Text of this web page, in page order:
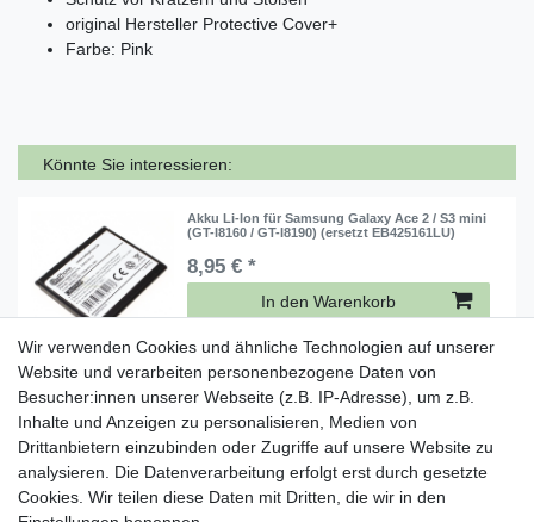
original Hersteller Protective Cover+
Farbe: Pink
Könnte Sie interessieren:
Akku Li-Ion für Samsung Galaxy Ace 2 / S3 mini
(GT-I8160 / GT-I8190) (ersetzt EB425161LU)
8,95 € *
In den Warenkorb
Original Samsung Dockingstation für Galaxy S3
(GT-I9300) (EDD-D200BEGSTD)
38,95 € *
In den Warenkorb
*inkl. ges. MwSt.
Wir verwenden Cookies und ähnliche Technologien auf unserer
Website und verarbeiten personenbezogene Daten von
Besucher:innen unserer Webseite (z.B. IP-Adresse), um z.B.
Inhalte und Anzeigen zu personalisieren, Medien von
Drittanbietern einzubinden oder Zugriffe auf unsere Website zu
analysieren. Die Datenverarbeitung erfolgt erst durch gesetzte
Cookies. Wir teilen diese Daten mit Dritten, die wir in den